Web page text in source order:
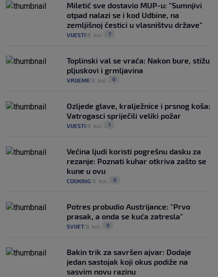
Miletić sve dostavio MUP-u: "Sumnjivi
otpad nalazi se i kod Udbine, na
zemljišnoj čestici u vlasništvu države"
VIJESTI 8. kol. 7
Toplinski val se vraća: Nakon bure, stižu
pljuskovi i grmljavina
VRIJEME 8. kol. 0
Ozljede glave, kralježnice i prsnog koša:
Vatrogasci spriječili veliki požar
VIJESTI 8. kol. 1
Većina ljudi koristi pogrešnu dasku za
rezanje: Poznati kuhar otkriva zašto se
kune u ovu
COOKING 8. kol. 0
Potres probudio Austrijance: "Prvo
prasak, a onda se kuća zatresla"
SVIJET 8. kol. 0
Bakin trik za savršen ajvar: Dodaje
jedan sastojak koji okus podiže na
sasvim novu razinu